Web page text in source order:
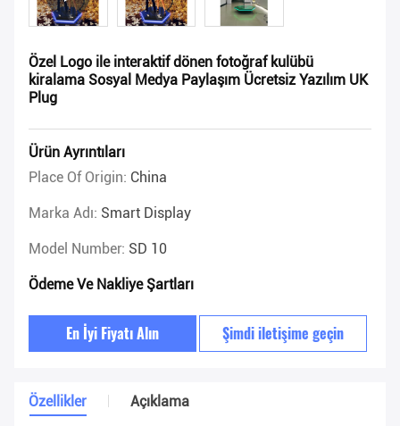
Özel Logo ile interaktif dönen fotoğraf kulübü
kiralama Sosyal Medya Paylaşım Ücretsiz Yazılım UK
Plug
Ürün Ayrıntıları
Place Of Origin: China
Marka Adı: Smart Display
Model Number: SD 10
Ödeme Ve Nakliye Şartları
En İyi Fiyatı Alın Şimdi iletişime geçin
Özellikler Açıklama